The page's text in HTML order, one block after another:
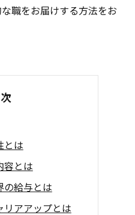
職をお届けする方法をお
とは
容とは
の給与とは
リアアップとは